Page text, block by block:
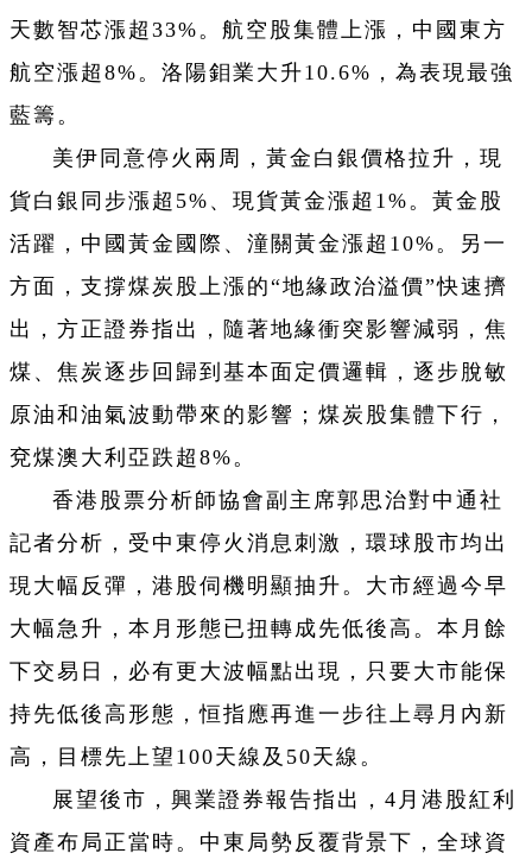
天數智芯漲超33%。航空股集體上漲，中國東方
航空漲超8%。洛陽鉬業大升10.6%，為表現最強
藍籌。
美伊同意停火兩周，黃金白銀價格拉升，現
貨白銀同步漲超5%、現貨黃金漲超1%。黃金股
活躍，中國黃金國際、潼關黃金漲超10%。另一
方面，支撐煤炭股上漲的“地緣政治溢價”快速擠
出，方正證券指出，隨著地緣衝突影響減弱，焦
煤、焦炭逐步回歸到基本面定價邏輯，逐步脫敏
原油和油氣波動帶來的影響；煤炭股集體下行，
兗煤澳大利亞跌超8%。
香港股票分析師協會副主席郭思治對中通社
記者分析，受中東停火消息刺激，環球股市均出
現大幅反彈，港股伺機明顯抽升。大市經過今早
大幅急升，本月形態已扭轉成先低後高。本月餘
下交易日，必有更大波幅點出現，只要大市能保
持先低後高形態，恒指應再進一步往上尋月內新
高，目標先上望100天線及50天線。
展望後市，興業證券報告指出，4月港股紅利
資產布局正當時。中東局勢反覆背景下，全球資